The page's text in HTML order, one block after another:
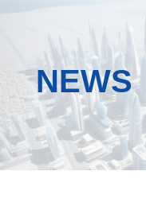
NEWS